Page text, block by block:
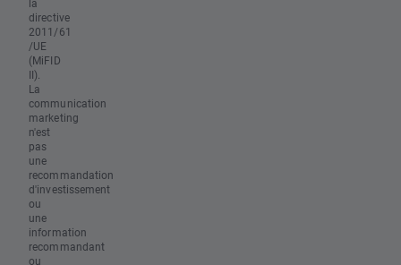
la
directive
2011/61
/UE
(MiFID
II).
La
communication
marketing
n'est
pas
une
recommandation
d'investissement
ou
une
information
recommandant
ou